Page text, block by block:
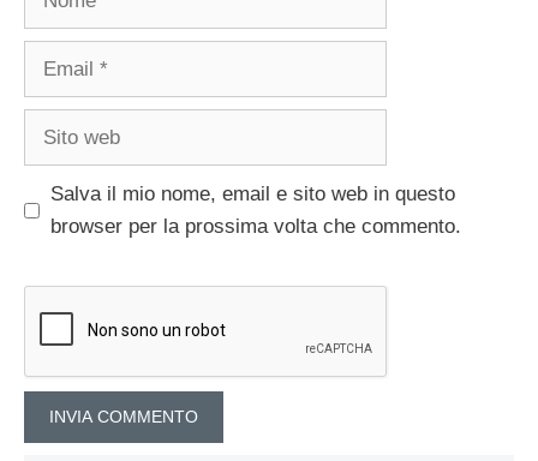
Email
Sito
Salva il mio nome, email e sito web in questo
browser per la prossima volta che commento.